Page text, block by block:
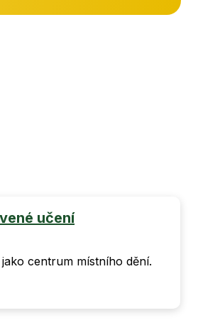
učení
centrum místního dění.